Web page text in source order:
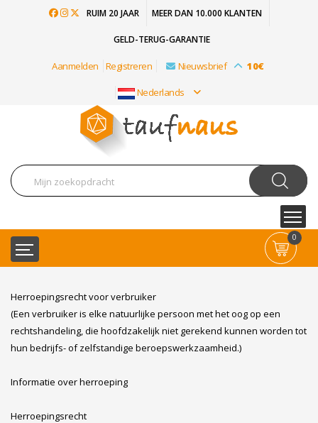
RUIM 20 JAAR MEER DAN 10.000 KLANTEN
GELD-TERUG-GARANTIE
Aanmelden Registreren Nieuwsbrief 10€
Nederlands
0
Herroepingsrecht voor verbruiker
(Een verbruiker is elke natuurlijke persoon met het oog op een
rechtshandeling, die hoofdzakelijk niet gerekend kunnen worden tot
hun bedrijfs- of zelfstandige beroepswerkzaamheid.)
Informatie over herroeping
Herroepingsrecht